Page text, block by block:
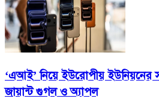
‘এআই’ নিয়ে ইউরোপীয় ইউনিয়নের
জায়ান্ট গুগল ও অ্যাপল